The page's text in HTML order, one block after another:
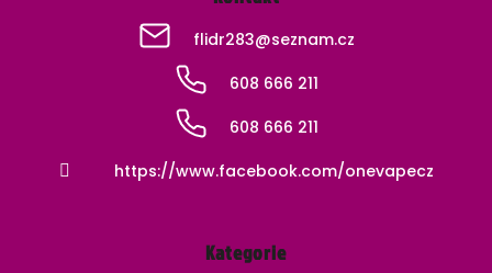
flidr283@seznam.cz
608 666 211
608 666 211
https://www.facebook.com/onevapecz
Kategorie